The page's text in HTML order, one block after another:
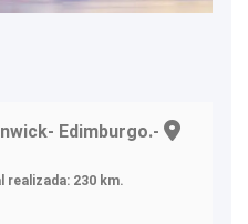
Edimburgo.-
230 km.